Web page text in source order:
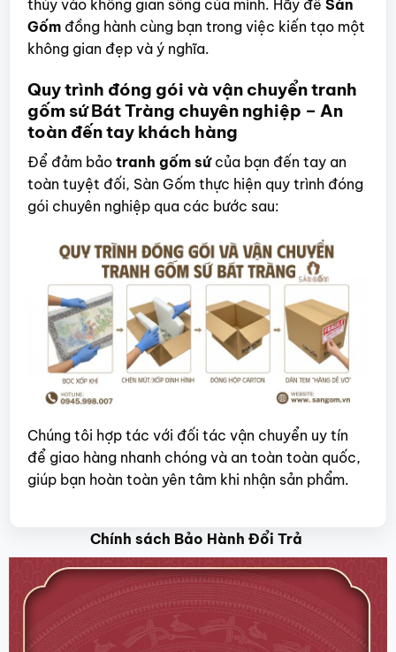
thủy vào không gian sống của mình. Hãy để Sàn
Gốmđồng hành cùng bạn trong việc kiến tạo một
không gian đẹp và ý nghĩa.
Quy trình đóng gói và vận chuyển tranh
gốm sứ Bát Tràng chuyên nghiệp – An
toàn đến tay khách hàng
Để đảm bảo tranh gốm sứcủa bạn đến tay an
toàn tuyệt đối, Sàn Gốm thực hiện quy trình đóng
gói chuyên nghiệp qua các bước sau:
Chúng tôi hợp tác với đối tác vận chuyển uy tín
để giao hàng nhanh chóng và an toàn toàn quốc,
giúp bạn hoàn toàn yên tâm khi nhận sản phẩm.
Chính sách Bảo Hành Đổi Trả